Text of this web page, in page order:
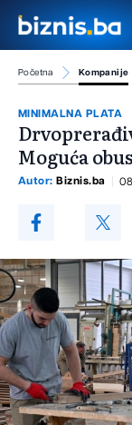
Početna Kompanije
MINIMALNA PLATA
Moguća
Autor: Biznis.ba